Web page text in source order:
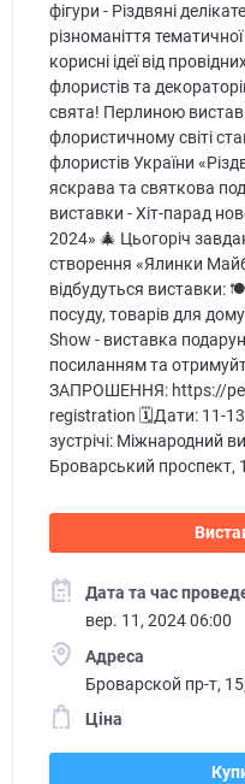
фігури - Різдвяні
різноманіття
корисні ідеї від
флористів та
свята! Перлиною
флористичному світі
флористів України
яскрава та святкова
виставки - Хіт-парад
2024» 🎄 Цьогоріч
створення «Ялинки
відбудуться виставки:
посуду, товарів для
Show - виставка
посиланням та
ЗАПРОШЕННЯ: https://
registration 🗓️Дати: 11-13
зустрічі: Міжнародний
Броварський проспект,
Дата та час
вер. 11, 2024 06:00
Адреса
Броварской пр-т,
Ціна